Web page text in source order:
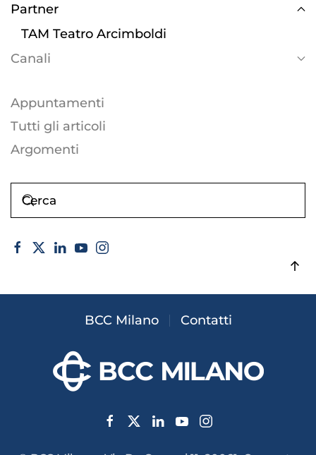
Partner
TAM Teatro Arcimboldi
Canali
Appuntamenti
Tutti gli articoli
Argomenti
BCC Milano Contatti